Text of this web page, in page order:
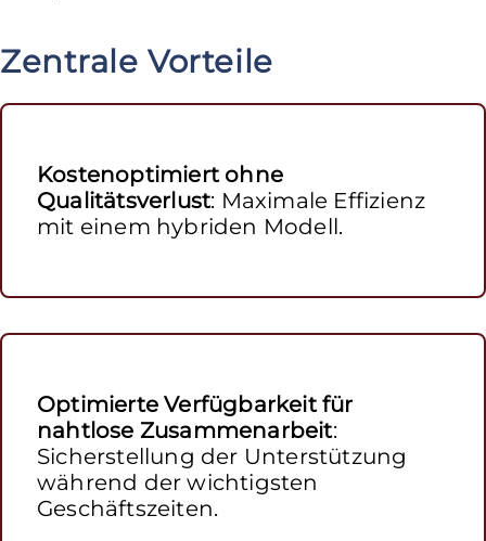
Zentrale Vorteile
Kostenoptimiert ohne
Qualitätsverlust: Maximale Effizienz
mit einem hybriden Modell.
Optimierte Verfügbarkeit für
nahtlose Zusammenarbeit:
Sicherstellung der Unterstützung
während der wichtigsten
Geschäftszeiten.